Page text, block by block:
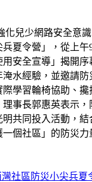
化兒少網路安全意
夏令營」，從上
安全宣導」揭開
水經驗，並邀請
學習輪椅協助、
事長郭惠英表示
共同投入活動，
個社區」的防災
灣社區防災小尖兵夏